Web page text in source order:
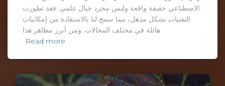
الاصطناعي حقيقة واقعة وليس مجرد خيال علمي. فقد تطورت
التقنيات بشكل مذهل، مما سمح لنا بالاستفادة من إمكانيات
هائلة في مختلف المجالات. ومن أبرز مظاهر هذا
Read more